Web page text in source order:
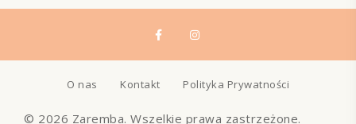
O nas Kontakt Polityka Prywatności
© 2026 Zaremba. Wszelkie prawa zastrzeżone.